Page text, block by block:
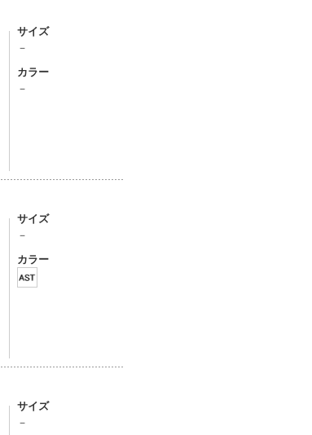
サイズ
－
カラー
－
サイズ
－
カラー
サイズ
－